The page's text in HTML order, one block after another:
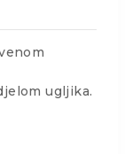
ugljika.